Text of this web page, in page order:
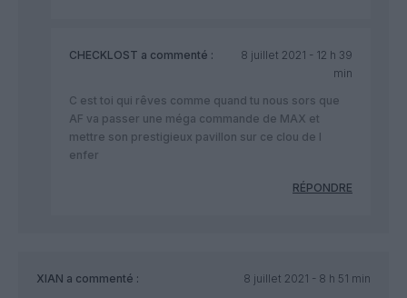
CHECKLOST a commenté :
8 juillet 2021 - 12 h 39
min
C est toi qui rêves comme quand tu nous sors que
AF va passer une méga commande de MAX et
mettre son prestigieux pavillon sur ce clou de l
enfer
RÉPONDRE
XIAN a commenté :
8 juillet 2021 - 8 h 51 min